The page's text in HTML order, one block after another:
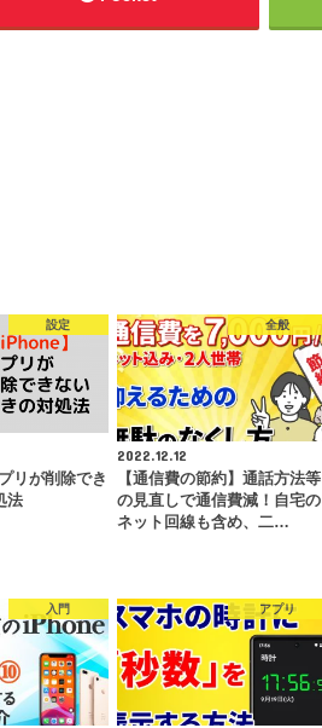
設定
リが削除でき
法
全般
2022.12.12
【通信費の節約】通話方法等
の見直しで通信費減！自宅の
ネット回線も含め、二…
入門 アプリ